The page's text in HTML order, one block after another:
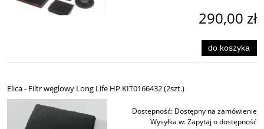
290,00 zł
do koszyka
Elica - Filtr węglowy Long Life HP KIT0166432 (2szt.)
Dostępność: Dostępny na zamówienie
Wysyłka w:Zapytaj o dostępność